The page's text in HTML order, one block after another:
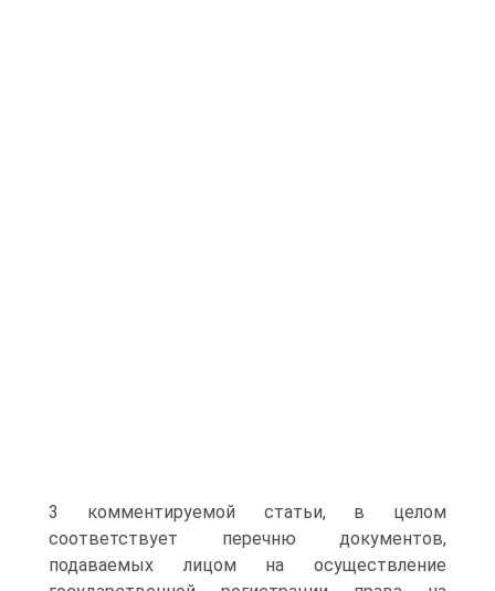
3 комментируемой статьи, в целом
соответствует перечню документов,
подаваемых лицом на осуществление